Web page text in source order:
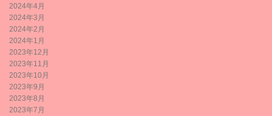
2024年4月
2024年3月
2024年2月
2024年1月
2023年12月
2023年11月
2023年10月
2023年9月
2023年8月
2023年7月